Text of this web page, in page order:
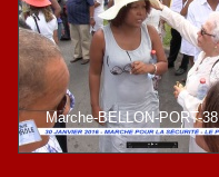
Marche-BELLON-PORT-38